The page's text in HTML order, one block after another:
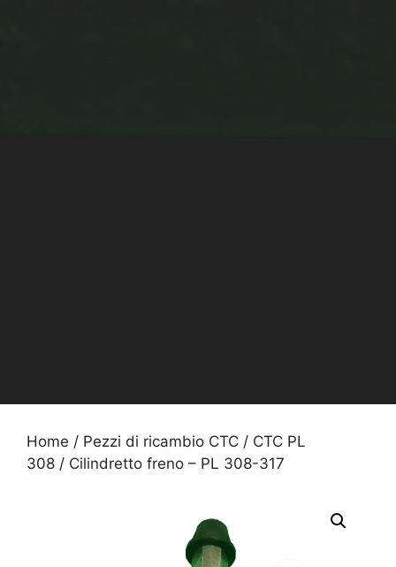
Home / Pezzi di ricambio CTC / CTC PL
308 / Cilindretto freno – PL 308-317